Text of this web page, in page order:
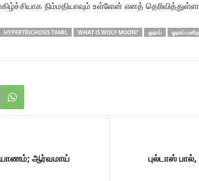
நிம்மதியாவும் உள்ளேன் எனத்
HYPERTRICHOSIS TAMIL WHAT IS WOLF MOON? ஓநாய் ஓநாய்
ஆர்வமாய்
புல்டாஸ்